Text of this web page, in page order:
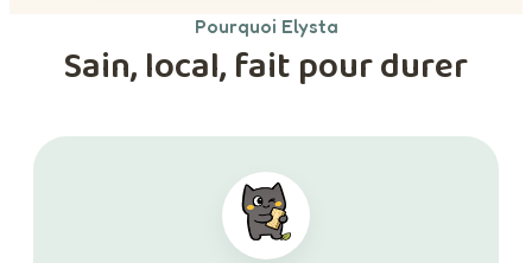
Pourquoi Elysta
Sain, local, fait pour durer